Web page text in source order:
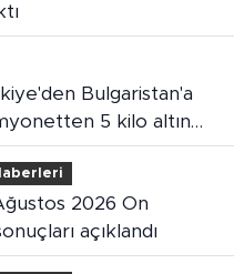
5 kilo altın
açıklandı